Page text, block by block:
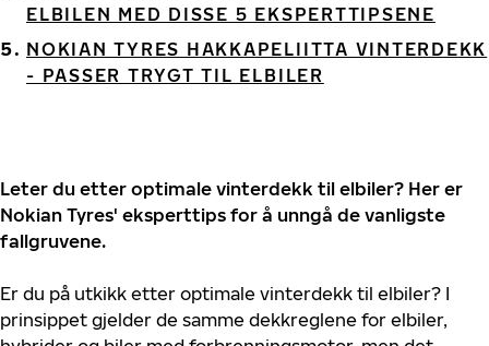
ELBILEN MED DISSE 5 EKSPERTTIPSENE
NOKIAN TYRES HAKKAPELIITTA VINTERDEKK
- PASSER TRYGT TIL ELBILER
Leter du etter optimale vinterdekk til elbiler? Her er
Nokian Tyres' eksperttips for å unngå de vanligste
fallgruvene.
Er du på utkikk etter optimale vinterdekk til elbiler? I
prinsippet gjelder de samme dekkreglene for elbiler,